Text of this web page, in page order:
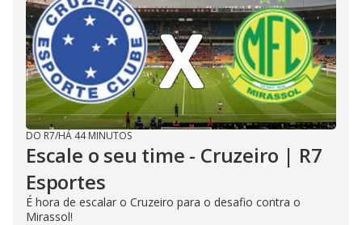
DO R7/HÁ 44 MINUTOS
Escale o seu time - Cruzeiro | R7
Esportes
É hora de escalar o Cruzeiro para o desafio contra o
Mirassol!